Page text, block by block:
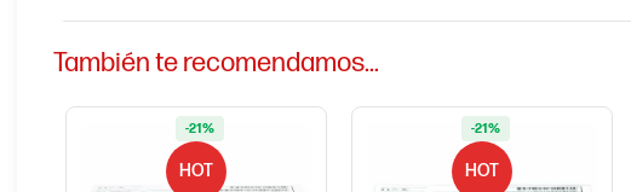
También te recomendamos…
-21%
HOT
-21%
HOT